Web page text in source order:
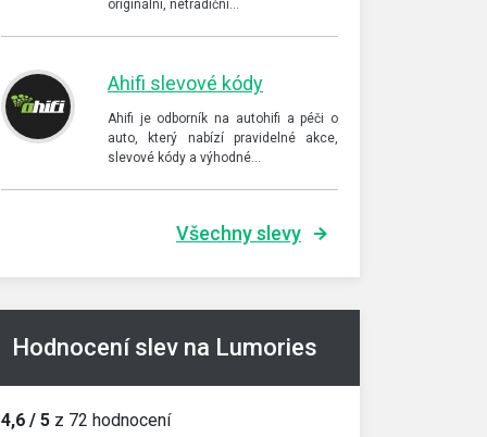
originální, netradiční…
Ahifi slevové kódy
Ahifi je odborník na autohifi a péči o
auto, který nabízí pravidelné akce,
slevové kódy a výhodné…
Všechny slevy
Hodnocení slev na Lumories
4,6 / 5 z 72 hodnocení